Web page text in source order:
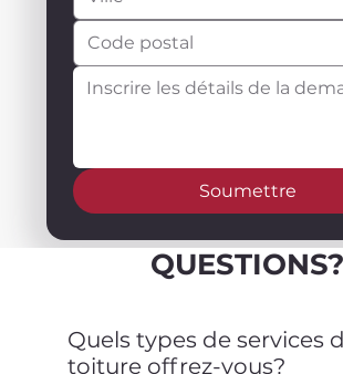
Soumettre
QUESTIONS?
Quels types de services
toiture offrez-vous?